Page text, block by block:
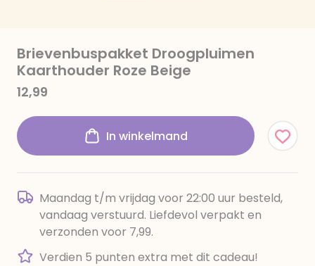
Brievenbuspakket Droogpluimen
Kaarthouder Roze Beige
12,99
In winkelmand
Maandag t/m vrijdag voor 22:00 uur besteld,
vandaag verstuurd. Liefdevol verpakt en
verzonden voor 7,99.
Verdien 5 punten extra met dit cadeau!